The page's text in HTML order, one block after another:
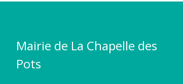
Mairie de La Chapelle des
Pots